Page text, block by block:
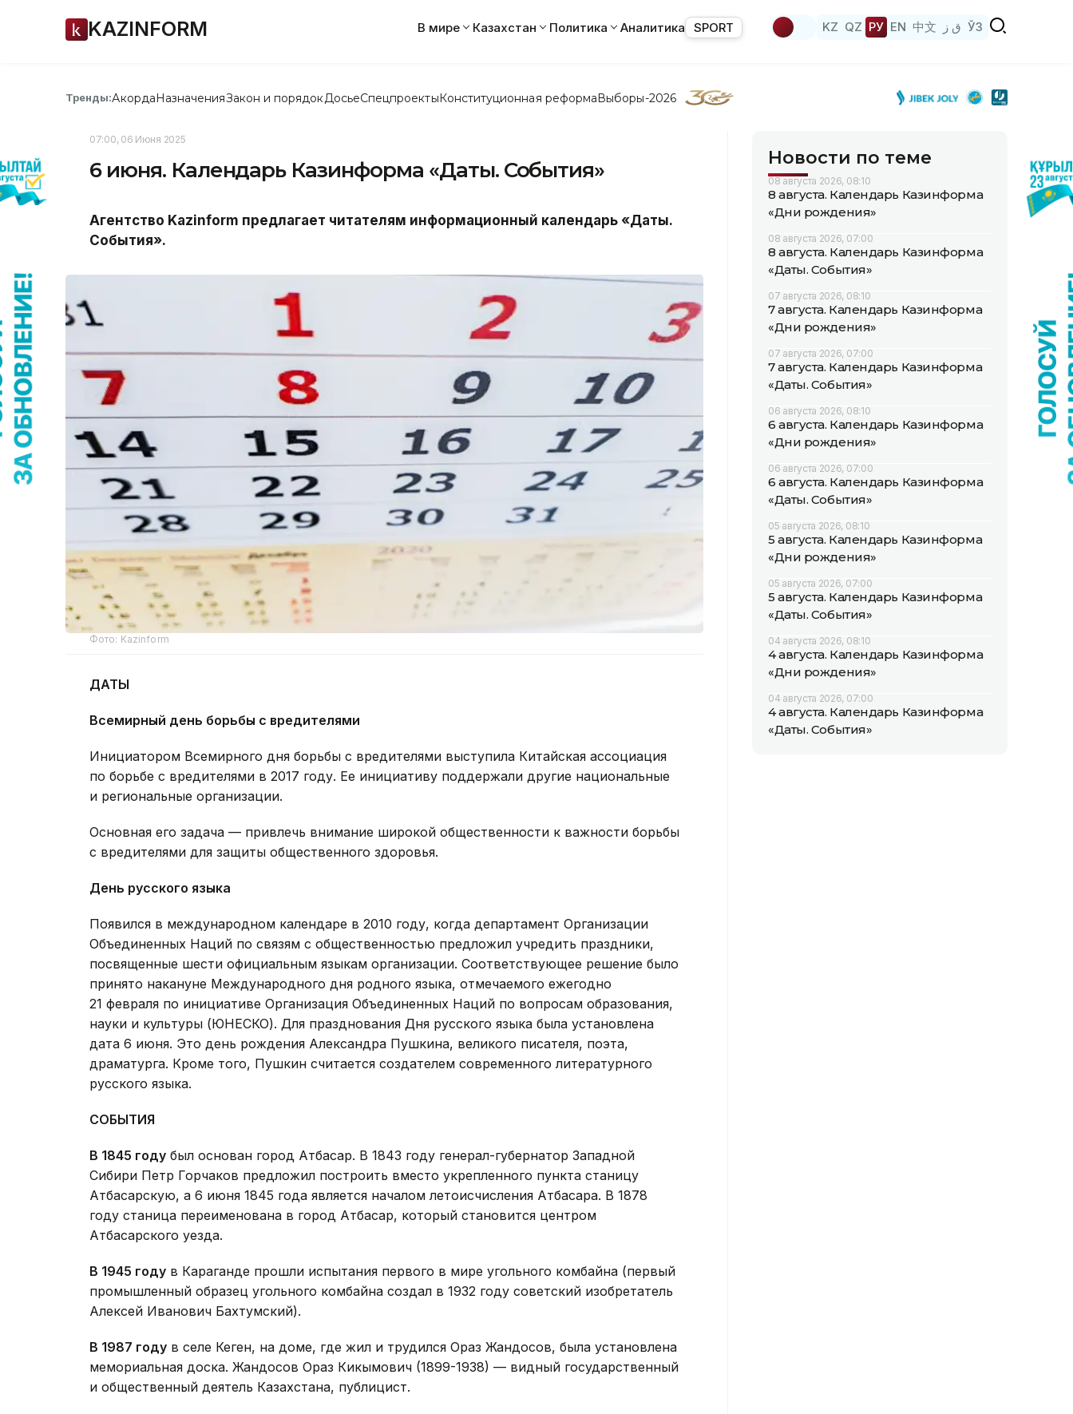
KAZINFORM В мире Казахстан Политика Аналитика SPORT KZ QZ РУ EN 中文 ق ز ЎЗ
Тренды:АкордаНазначенияЗакон и порядок ДосьеСпецпроектыКонституционная реформаВыборы-2026
07:00, 06 Июня 2025
6 июня. Календарь Казинформа «Даты. События»
Агентство Kazinform предлагает читателям информационный календарь «Даты.
События».
Фото: Kazinform
ДАТЫ
Всемирный день борьбы с вредителями
Инициатором Всемирного дня борьбы с вредителями выступила Китайская ассоциация
по борьбе с вредителями в 2017 году. Ее инициативу поддержали другие национальные
и региональные организации.
Основная его задача — привлечь внимание широкой общественности к важности борьбы
с вредителями для защиты общественного здоровья.
День русского языка
Появился в международном календаре в 2010 году, когда департамент Организации
Объединенных Наций по связям с общественностью предложил учредить праздники,
посвященные шести официальным языкам организации. Соответствующее решение было
принято накануне Международного дня родного языка, отмечаемого ежегодно
21 февраля по инициативе Организация Объединенных Наций по вопросам образования,
науки и культуры (ЮНЕСКО). Для празднования Дня русского языка была установлена
дата 6 июня. Это день рождения Александра Пушкина, великого писателя, поэта,
драматурга. Кроме того, Пушкин считается создателем современного литературного
русского языка.
СОБЫТИЯ
В 1845 году был основан город Атбасар. В 1843 году генерал-губернатор Западной
Сибири Петр Горчаков предложил построить вместо укрепленного пункта станицу
Атбасарскую, а 6 июня 1845 года является началом летоисчисления Атбасара. В 1878
году станица переименована в город Атбасар, который становится центром
Атбасарского уезда.
В 1945 году в Караганде прошли испытания первого в мире угольного комбайна (первый
промышленный образец угольного комбайна создал в 1932 году советский изобретатель
Алексей Иванович Бахтумский).
В 1987 году в селе Кеген, на доме, где жил и трудился Ораз Жандосов, была установлена
мемориальная доска. Жандосов Ораз Кикымович (1899-1938) — видный государственный
и общественный деятель Казахстана, публицист.
Новости по теме
08 августа 2026, 08:10
8 августа. Календарь Казинформа
«Дни рождения»
08 августа 2026, 07:00
8 августа. Календарь Казинформа
«Даты. События»
07 августа 2026, 08:10
7 августа. Календарь Казинформа
«Дни рождения»
07 августа 2026, 07:00
7 августа. Календарь Казинформа
«Даты. События»
06 августа 2026, 08:10
6 августа. Календарь Казинформа
«Дни рождения»
06 августа 2026, 07:00
6 августа. Календарь Казинформа
«Даты. События»
05 августа 2026, 08:10
5 августа. Календарь Казинформа
«Дни рождения»
05 августа 2026, 07:00
5 августа. Календарь Казинформа
«Даты. События»
04 августа 2026, 08:10
4 августа. Календарь Казинформа
«Дни рождения»
04 августа 2026, 07:00
4 августа. Календарь Казинформа
«Даты. События»